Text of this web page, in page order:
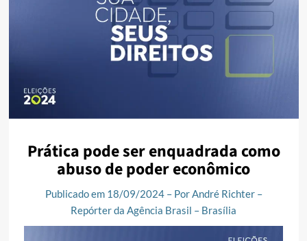
Prática pode ser enquadrada como
abuso de poder econômico
Publicado em 18/09/2024 – Por André Richter –
Repórter da Agência Brasil – Brasília